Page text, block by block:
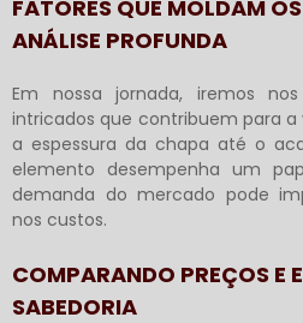
FATORES QUE MOLDAM
ANÁLISE PROFUNDA
Em nossa jornada, iremos
intricados que contribuem para a
a espessura da chapa até o
elemento desempenha um
demanda do mercado pode
nos custos.
COMPARANDO PREÇOS E
SABEDORIA